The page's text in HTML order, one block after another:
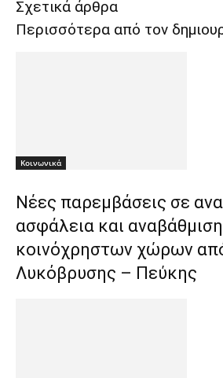
Σχετικά άρθρα
Περισσότερα από τον
Κοινωνικά
Νέες παρεμβάσεις σε
ασφάλεια και αναβάθμιση
κοινόχρηστων χώρων
Λυκόβρυσης – Πεύκης